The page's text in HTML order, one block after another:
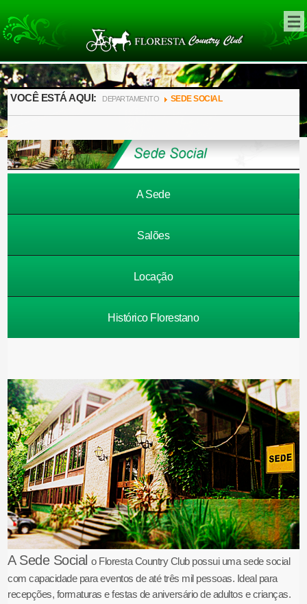
VOCÊ ESTÁ AQUI: DEPARTAMENTO SEDE SOCIAL
A Sede
Salões
Locação
Histórico Florestano
A Sede Socialo Floresta Country Club possui uma sede social
com capacidade para eventos de até três mil pessoas. Ideal para
recepções, formaturas e festas de aniversário de adultos e crianças.